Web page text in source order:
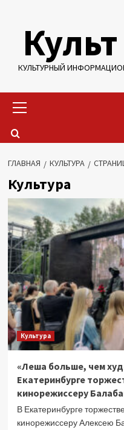
содержимому
КУЛЬТУРНЫЙ
меню
ГЛАВНАЯ КУЛЬТУРА
Культура
Культура
«Леша больше, чем
Екатеринбурге
кинорежиссеру
В Екатеринбурге
кинорежиссеру Алексею